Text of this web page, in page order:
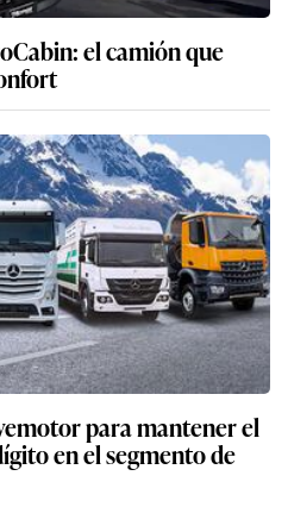
el camión que
para mantener el
en el segmento de